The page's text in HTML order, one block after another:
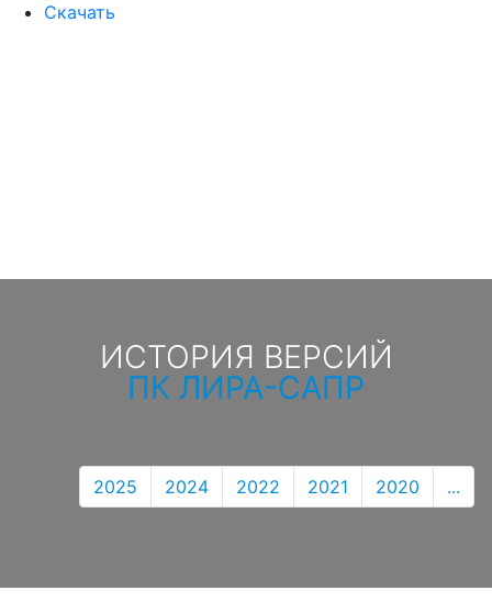
Скачать
ИСТОРИЯ ВЕРСИЙ
ПК ЛИРА-САПР
2025 2024 2022 2021 2020 ...